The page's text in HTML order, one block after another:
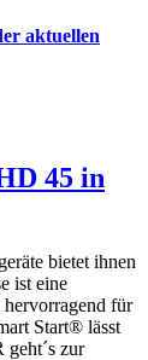
aktuellen
45 in
bietet ihnen
ist eine
hervorragend für
Start® lässt
geht´s zur